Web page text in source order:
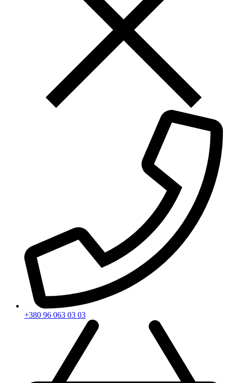
+380 96 063 03 03